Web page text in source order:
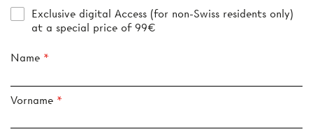
Exclusive digital Access (for non-Swiss residents only)
at a special price of 99€
Name
Vorname